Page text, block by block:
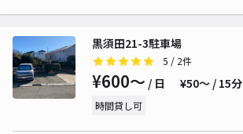
黒須田21-3駐車場
5 / 2件
¥600〜 / 日 ¥50〜 / 15分
時間貸し可